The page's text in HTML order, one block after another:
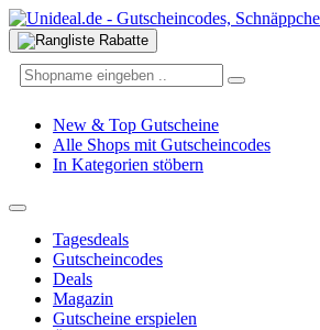
New & Top Gutscheine
Alle Shops mit Gutscheincodes
In Kategorien stöbern
Tagesdeals
Gutscheincodes
Deals
Magazin
Gutscheine erspielen